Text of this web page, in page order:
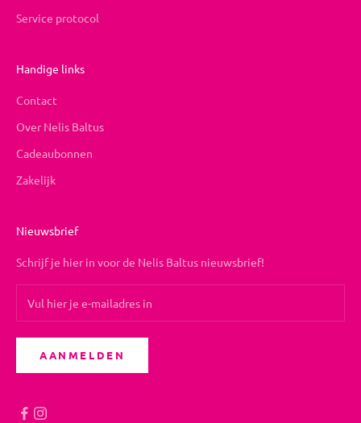
Service protocol
Handige links
Contact
Over Nelis Baltus
Cadeaubonnen
Zakelijk
Nieuwsbrief
Schrijf je hier in voor de Nelis Baltus nieuwsbrief!
AANMELDEN